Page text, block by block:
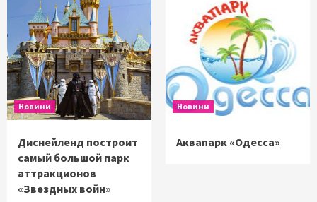
Новини
Диснейленд построит
самый большой парк
аттракционов
«Звездных войн»
Новини
Аквапарк «Одесса»